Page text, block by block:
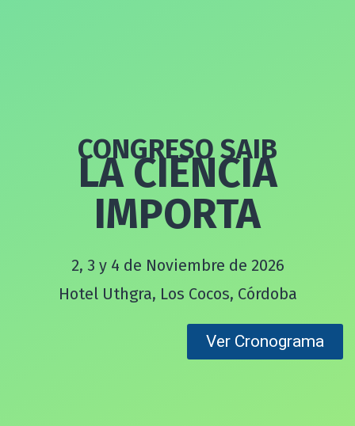
CONGRESO SAIB
LA CIENCIA
IMPORTA
2, 3 y 4 de Noviembre de 2026
Hotel Uthgra, Los Cocos, Córdoba
Ver Cronograma